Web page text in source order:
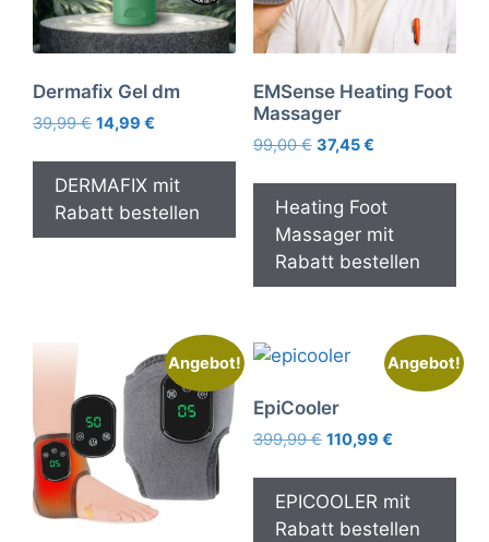
Dermafix Gel dm
39,99€ Ursprünglicher
war:
39,99 €
14,99 €
ist:
14,99 €.
DERMAFIX mit
Rabatt bestellen
EMSense Heating Foot
Massager
99,00€ Ursprünglicher
war:
99,00 €
37,45€Aktueller
ist:
37,45 €.
Heating Foot
Massager mit
Rabatt bestellen
Angebot! Angebot!
EpiCooler
399,99€ Ursprünglicher
war:
399,99 €
110,99 €Aktueller
ist:
110,99 €.
EPICOOLER mit
Rabatt bestellen